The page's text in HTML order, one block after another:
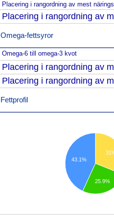
Placering i rangordning av mest
Placering i rangordning av
Omega-fettsyror
Omega-6 till omega-3 kvot
Placering i rangordning av
Placering i rangordning av
Fettprofil
43.1%
25.9%